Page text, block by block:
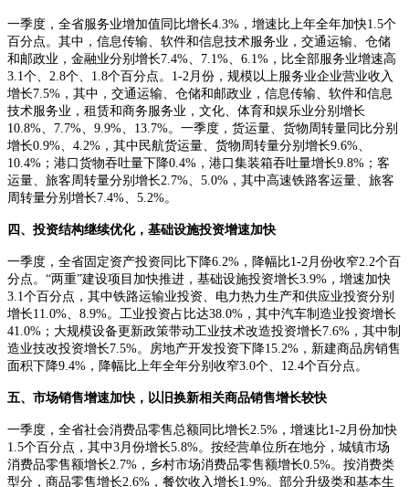
一季度，全省服务业增加值同比增长4.3%，增速比上年全年加快1.5个
百分点。其中，信息传输、软件和信息技术服务业，交通运输、仓储
和邮政业，金融业分别增长7.4%、7.1%、6.1%，比全部服务业增速高
3.1个、2.8个、1.8个百分点。1-2月份，规模以上服务业企业营业收入
增长7.5%，其中，交通运输、仓储和邮政业，信息传输、软件和信息
技术服务业，租赁和商务服务业，文化、体育和娱乐业分别增长
10.8%、7.7%、9.9%、13.7%。一季度，货运量、货物周转量同比分别
增长0.9%、4.2%，其中民航货运量、货物周转量分别增长9.6%、
10.4%；港口货物吞吐量下降0.4%，港口集装箱吞吐量增长9.8%；客
运量、旅客周转量分别增长2.7%、5.0%，其中高速铁路客运量、旅客
周转量分别增长7.4%、5.2%。
四、投资结构继续优化，基础设施投资增速加快
一季度，全省固定资产投资同比下降6.2%，降幅比1-2月份收窄2.2个百
分点。“两重”建设项目加快推进，基础设施投资增长3.9%，增速加快
3.1个百分点，其中铁路运输业投资、电力热力生产和供应业投资分别
增长11.0%、8.9%。工业投资占比达38.0%，其中汽车制造业投资增长
41.0%；大规模设备更新政策带动工业技术改造投资增长7.6%，其中制
造业技改投资增长7.5%。房地产开发投资下降15.2%，新建商品房销售
面积下降9.4%，降幅比上年全年分别收窄3.0个、12.4个百分点。
五、市场销售增速加快，以旧换新相关商品销售增长较快
一季度，全省社会消费品零售总额同比增长2.5%，增速比1-2月份加快
1.5个百分点，其中3月份增长5.8%。按经营单位所在地分，城镇市场
消费品零售额增长2.7%，乡村市场消费品零售额增长0.5%。按消费类
型分，商品零售增长2.6%，餐饮收入增长1.9%。部分升级类和基本生